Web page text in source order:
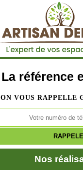
La référence
ON VOUS RAPPELLE
Nos